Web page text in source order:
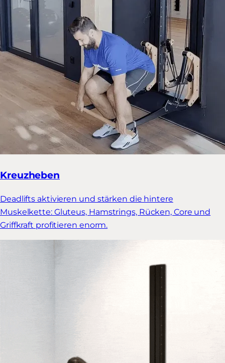
Kreuzheben
Deadlifts aktivieren und stärken die hintere
Muskelkette: Gluteus, Hamstrings, Rücken, Core und
Griffkraft profitieren enorm.